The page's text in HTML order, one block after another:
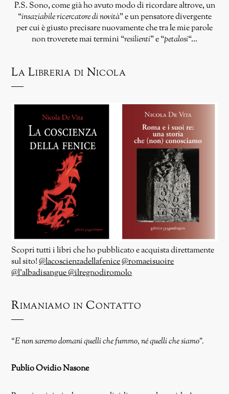
P.S. Sono, come già ho avuto modo di ricordare altrove, un
“insaziabile ricercatore di novità” e un pensatore divergente
per cui è giusto precisare nuovamente che tra le mie parole
non troverete mai termini “resilienti” e “petalosi“…
La Libreria di Nicola
Scopri tutti i libri che ho pubblicato e acquista direttamente
sul sito!@lacoscienzadellafenice@romaeisuoire
@l’albadisangue@ilregnodiromolo
Rimaniamo in Contatto
“E non saremo domani quelli che fummo, né quelli che siamo”.
Publio Ovidio Nasone